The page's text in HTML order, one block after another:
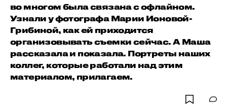
во многом была связана с офлайном.
Узнали у фотографа Марии Ионовой-
Грибиной, как ей приходится
организовывать съемки сейчас. А Маша
рассказала и показала. Портреты наших
коллег, которые работали над этим
материалом, прилагаем.